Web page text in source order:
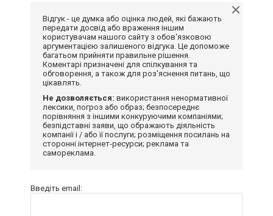
Відгук - це думка або оцінка людей, які бажають
передати досвід або враження іншим
користувачам нашого сайту з обов'язковою
аргументацією залишеного відгука. Це допоможе
багатьом прийняти правильне рішення.
Коментарі призначені для спілкування та
обговорення, а також для роз'яснення питань, що
цікавлять.
Не дозволяється: використання ненормативної
лексики, погроз або образ; безпосереднє
порівняння з іншими конкуруючими компаніями;
безпідставні заяви, що ображають діяльність
компанії і / або її послуги; розміщення посилань на
сторонні інтернет-ресурси; реклама та
самореклама.
Введіть email: